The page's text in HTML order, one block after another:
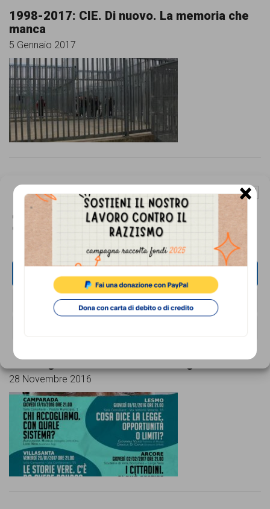
Gestisci Consenso Cookie
Questo sito fa uso di cookie, anche di terze parti, ma non utilizza alcun cookie
di profilazione.
ACCETTA
NEGA
1998-2017: CIE. Di nuovo. La memoria che
manca
5 Gennaio 2017
Il mondo di dentro: è online il nuovo dossier
di Lunaria
30 Novembre 2016
“Dobbiamo accogliere?”, la Brianza si
interroga sulle modalità di accoglienza
28 Novembre 2016
×